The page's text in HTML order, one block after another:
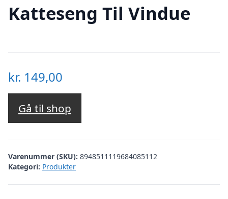
Katteseng Til Vindue
kr. 149,00
Gå til shop
Varenummer (SKU): 8948511119684085112
Kategori: Produkter